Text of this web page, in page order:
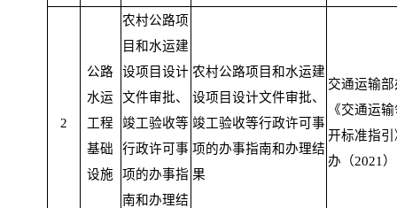
2
公路
水运
工程
基础
设施
农村公路项
目和水运建
设项目设计
文件审批、
竣工验收等
行政许可事
项的办事指
南和办理结
农村公路项目和水运建
设项目设计文件审批、
竣工验收等行政许可事
项的办事指南和办理结
果
交通运输
《交通运
开标准指
办（2021